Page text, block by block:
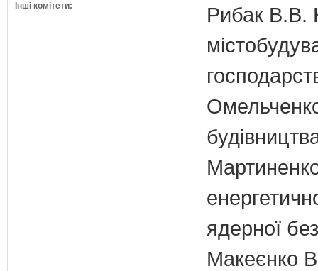
Інші комітети:
Рибак В.В.
ядерної
Макеєнко